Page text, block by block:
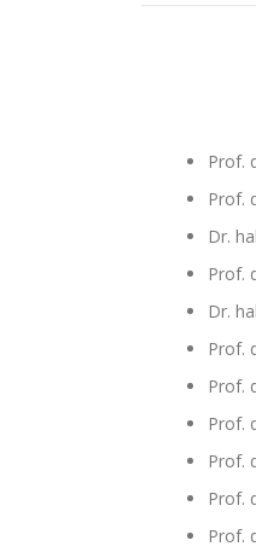
Prof.
Prof.
Dr.
Prof.
Dr.
Prof.
Prof.
Prof.
Prof.
Prof.
Prof.